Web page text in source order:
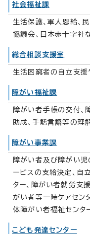
社会福祉課
生活保護、軍人恩給、
協議会、日本赤十字社
総合相談支援室
生活困窮者の自立支援
障がい福祉課
障がい者手帳の交付、
助成、手話言語等の理
障がい事業課
障がい者及び障がい児
ービスの支給決定、自
ター、障がい者就労支
がい者等一時ケアセン
体障がい者福祉センター
こども発達センター